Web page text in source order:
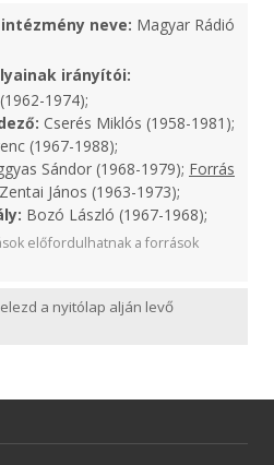
neve: Magyar Rádió
irányítói:
1974);
Cserés Miklós (1958-1981);
(1967-1988);
Sándor (1968-1979); Forrás
Zentai János (1963-1973);
Bozó László (1967-1968);
előfordulhatnak a források
a nyitólap alján levő